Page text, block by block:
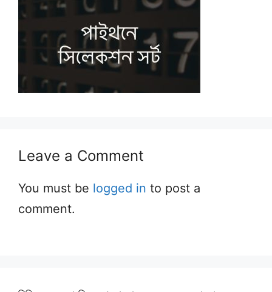
Leave a Comment
You must be logged in to post a
comment.